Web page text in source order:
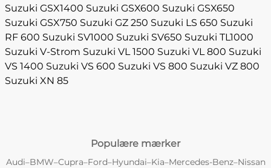
Suzuki GSX1400 Suzuki GSX600 Suzuki GSX650
Suzuki GSX750 Suzuki GZ 250 Suzuki LS 650 Suzuki
RF 600 Suzuki SV1000 Suzuki SV650 Suzuki TL1000
Suzuki V-Strom Suzuki VL 1500 Suzuki VL 800 Suzuki
VS 1400 Suzuki VS 600 Suzuki VS 800 Suzuki VZ 800
Suzuki XN 85
Populære mærker
Audi–BMW–Cupra–Ford–Hyundai–Kia–Mercedes-Benz–Nissan